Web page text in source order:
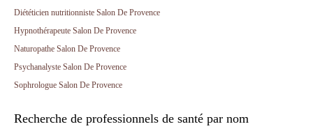
Diététicien nutritionniste Salon De Provence
Hypnothérapeute Salon De Provence
Naturopathe Salon De Provence
Psychanalyste Salon De Provence
Sophrologue Salon De Provence
Recherche de professionnels de santé par nom